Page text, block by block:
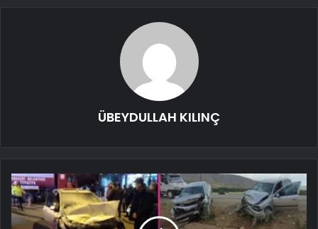
ÜBEYDULLAH KILINÇ